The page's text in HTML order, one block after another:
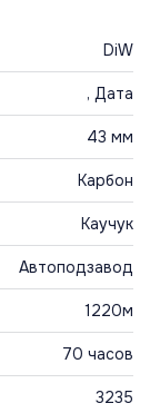
DiW
, Дата
43 мм
Карбон
Каучук
Автоподзавод
1220м
70 часов
3235